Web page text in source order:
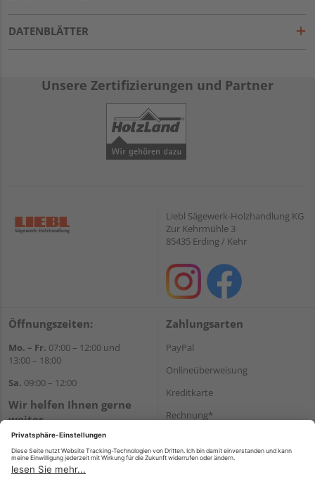
DATENBLÄTTER
Unsere Zertifizierungen und Partner
Liebl Sägewerk-Holzhandlung KG
Zur Kehrmühle 3
85435 Erding / Kehr
Öffnungszeiten:
Mo. – Fr. 07:00 – 12:00 und
13:00 – 18:00
Sa. 09:00 – 12:00
Wir helfen Ihnen gerne
weiter
Tel.:+49 8122 14197
E-Mail:vertrieb@holz-liebl.de
Zahlungsarten
PayPal
Onlineüberweisung
Kreditkarte
Rechnung*
Versand